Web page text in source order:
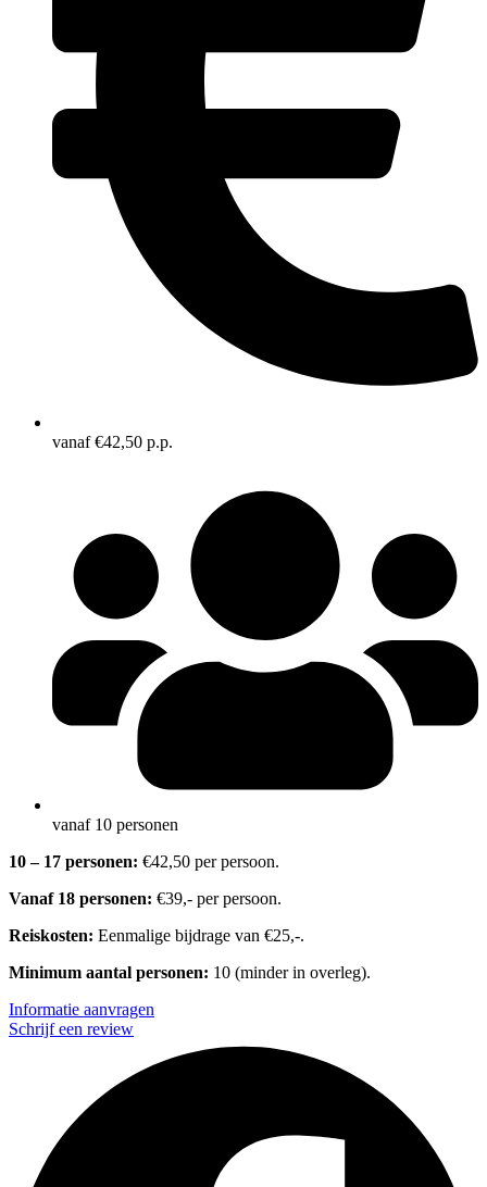
vanaf €42,50 p.p.
vanaf 10 personen
10 – 17 personen: €42,50 per persoon.
Vanaf 18 personen: €39,- per persoon.
Reiskosten: Eenmalige bijdrage van €25,-.
Minimum aantal personen: 10 (minder in overleg).
Informatie aanvragen
Schrijf een review